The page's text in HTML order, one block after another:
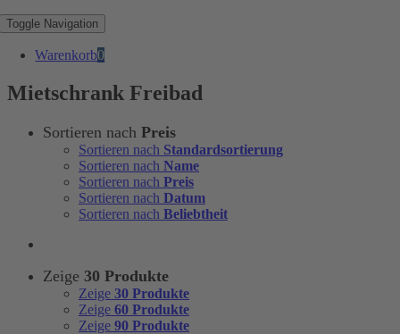
Toggle Navigation
Warenkorb0
Mietschrank Freibad
Sortieren nach Preis
Sortieren nach Standardsortierung
Sortieren nach Name
Sortieren nach Preis
Sortieren nach Datum
Sortieren nach Beliebtheit
Zeige 30 Produkte
Zeige 30 Produkte
Zeige 60 Produkte
Zeige 90 Produkte